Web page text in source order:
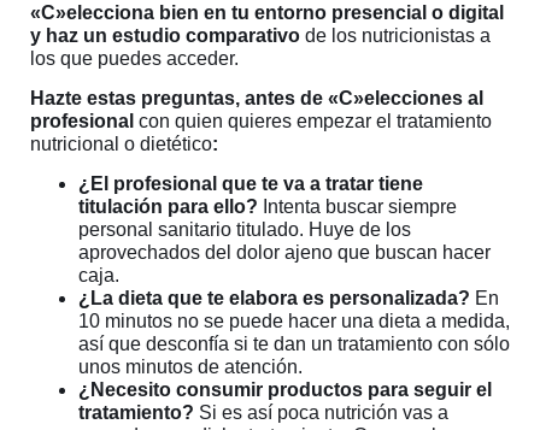
«C»elecciona bien en tu entorno presencial o digital
y haz un estudio comparativo de los nutricionistas a
los que puedes acceder.
Hazte estas preguntas, antes de «C»elecciones al
profesional con quien quieres empezar el tratamiento
nutricional o dietético:
¿El profesional que te va a tratar tiene
titulación para ello? Intenta buscar siempre
personal sanitario titulado. Huye de los
aprovechados del dolor ajeno que buscan hacer
caja.
¿La dieta que te elabora es personalizada? En
10 minutos no se puede hacer una dieta a medida,
así que desconfía si te dan un tratamiento con sólo
unos minutos de atención.
¿Necesito consumir productos para seguir el
tratamiento? Si es así poca nutrición vas a